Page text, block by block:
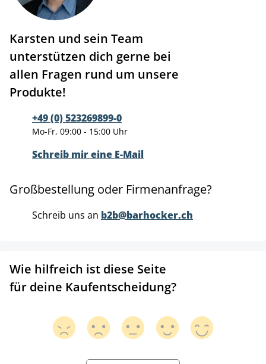
Karsten und sein Team
unterstützen dich gerne bei
allen Fragen rund um unsere
Produkte!
+49 (0) 523269899-0
Mo-Fr, 09:00 - 15:00 Uhr
Schreib mir eine E-Mail
Großbestellung oder Firmenanfrage?
Schreib uns an b2b@barhocker.ch
Wie hilfreich ist diese Seite
für deine Kaufentscheidung?